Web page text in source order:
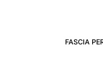
PER PORTA MARTELLATA